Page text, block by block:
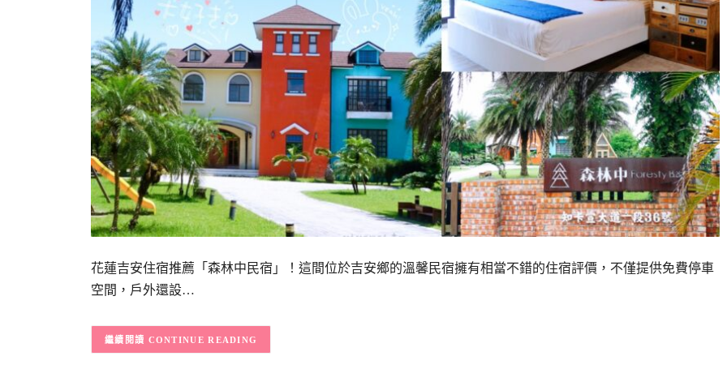
花蓮吉安住宿推薦「森林中民宿」！這間位於吉安鄉的溫馨民宿擁有相當不錯的住宿評價，不僅提供免費停車
空間，戶外還設…
CONTINUE READING